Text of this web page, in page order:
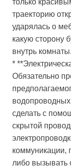
траекторию
ударялась о
какую сторону
внутрь комнаты.
*
Обязательно
сделать с
скрытой
коммуникации,
либо вызывать